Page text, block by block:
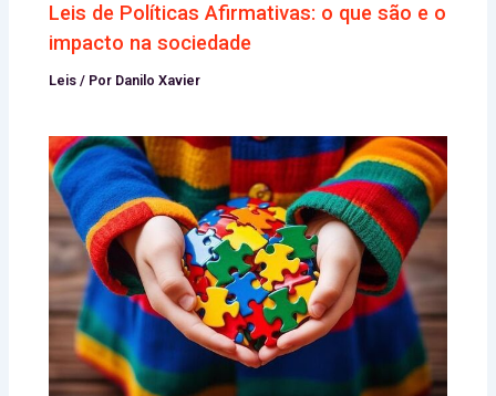
Leis de Políticas Afirmativas: o que são e o
impacto na sociedade
Leis / Por Danilo Xavier